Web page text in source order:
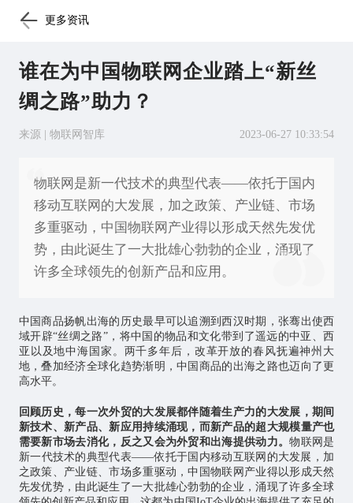
更多资讯
谁在为中国物联网企业踏上“新丝
绸之路”助力？
来源 | 物联网智库 2023-06-27 10:33:54
物联网是新一代技术的典型代表——依托于国内
移动互联网的大发展，加之政策、产业链、市场
多重驱动，中国物联网产业得以形成天然先发优
势，由此诞生了一大批雄心勃勃的企业，涌现了
许多全球领先的创新产品和应用。
中国商品扬帆出海的历史最早可以追溯到西汉时期，张骞出使西
域开辟“丝绸之路”，将中国的物品和文化带到了遥远的中亚、西
亚以及地中海国家。两千多年后，改革开放的春风抚遍神州大
地，叠加经济全球化趋势渐明，中国商品的出海之路也迈向了更
高水平。
回顾历史，每一次外贸的大发展都伴随着生产力的大发展，期间
新技术、新产品、新应用持续涌现，而新产品的超大规模量产也
需要新市场去消化，反之又会为外贸和出海提供动力。物联网是
新一代技术的典型代表——依托于国内移动互联网的大发展，加
之政策、产业链、市场多重驱动，中国物联网产业得以形成天然
先发优势，由此诞生了一大批雄心勃勃的企业，涌现了许多全球